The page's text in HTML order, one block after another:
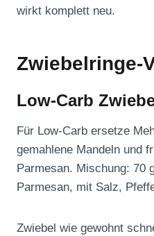
wirkt komplett neu.
Zwiebelringe-
Low-Carb
Für Low-Carb ersetze
gemahlene Mandeln und
Parmesan. Mischung: 70
Parmesan, mit Salz,
Zwiebel wie gewohnt